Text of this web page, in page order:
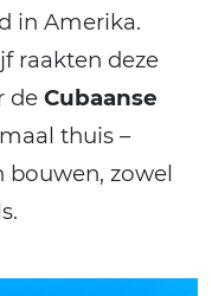
in Amerika.
raakten deze
de Cubaanse
thuis –
bouwen, zowel